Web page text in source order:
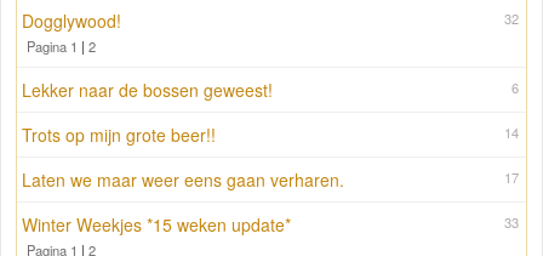
32
Dogglywood!
Pagina 1 | 2
6
Lekker naar de bossen geweest!
14
Trots op mijn grote beer!!
17
Laten we maar weer eens gaan verharen.
33
Winter Weekjes *15 weken update*
Pagina 1 | 2